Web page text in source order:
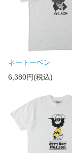
ネートーベン
6,380円(税込)